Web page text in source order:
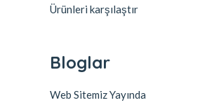
Ürünleri karşılaştır
Bloglar
Web Sitemiz Yayında